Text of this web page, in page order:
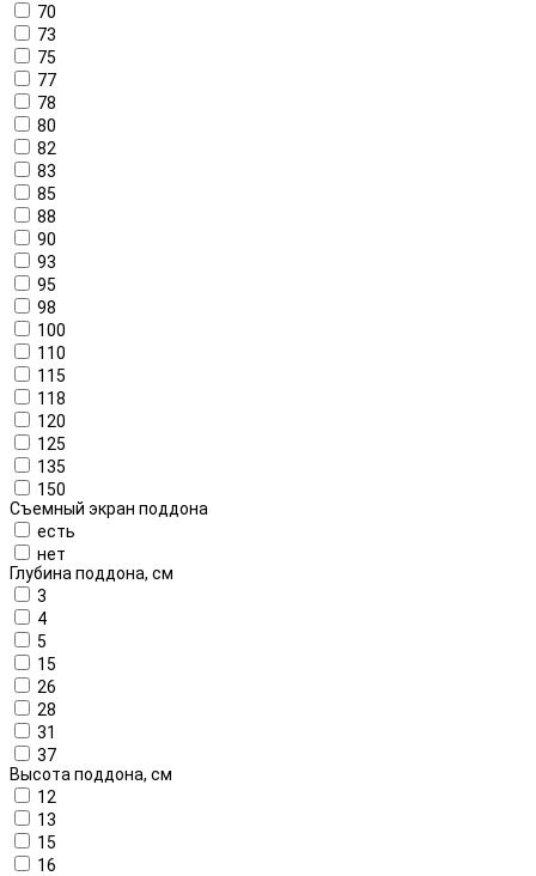
70
73
75
77
78
80
82
83
85
88
90
93
95
98
100
110
115
118
120
125
135
150
Съемный экран поддона
есть
нет
Глубина поддона, см
3
4
5
15
26
28
31
37
Высота поддона, см
12
13
15
16